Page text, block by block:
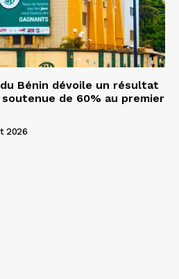
Bénin dévoile un résultat
de 60% au premier
2026